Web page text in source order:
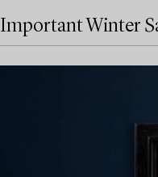
Important Winter